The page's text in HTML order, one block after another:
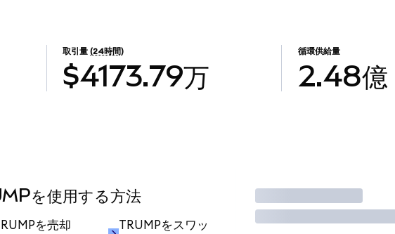
取引量 (24時間)
$4173.79万
循環供給量
2.48億
を使用する方法
を売却
TRUMPをスワッ
取引